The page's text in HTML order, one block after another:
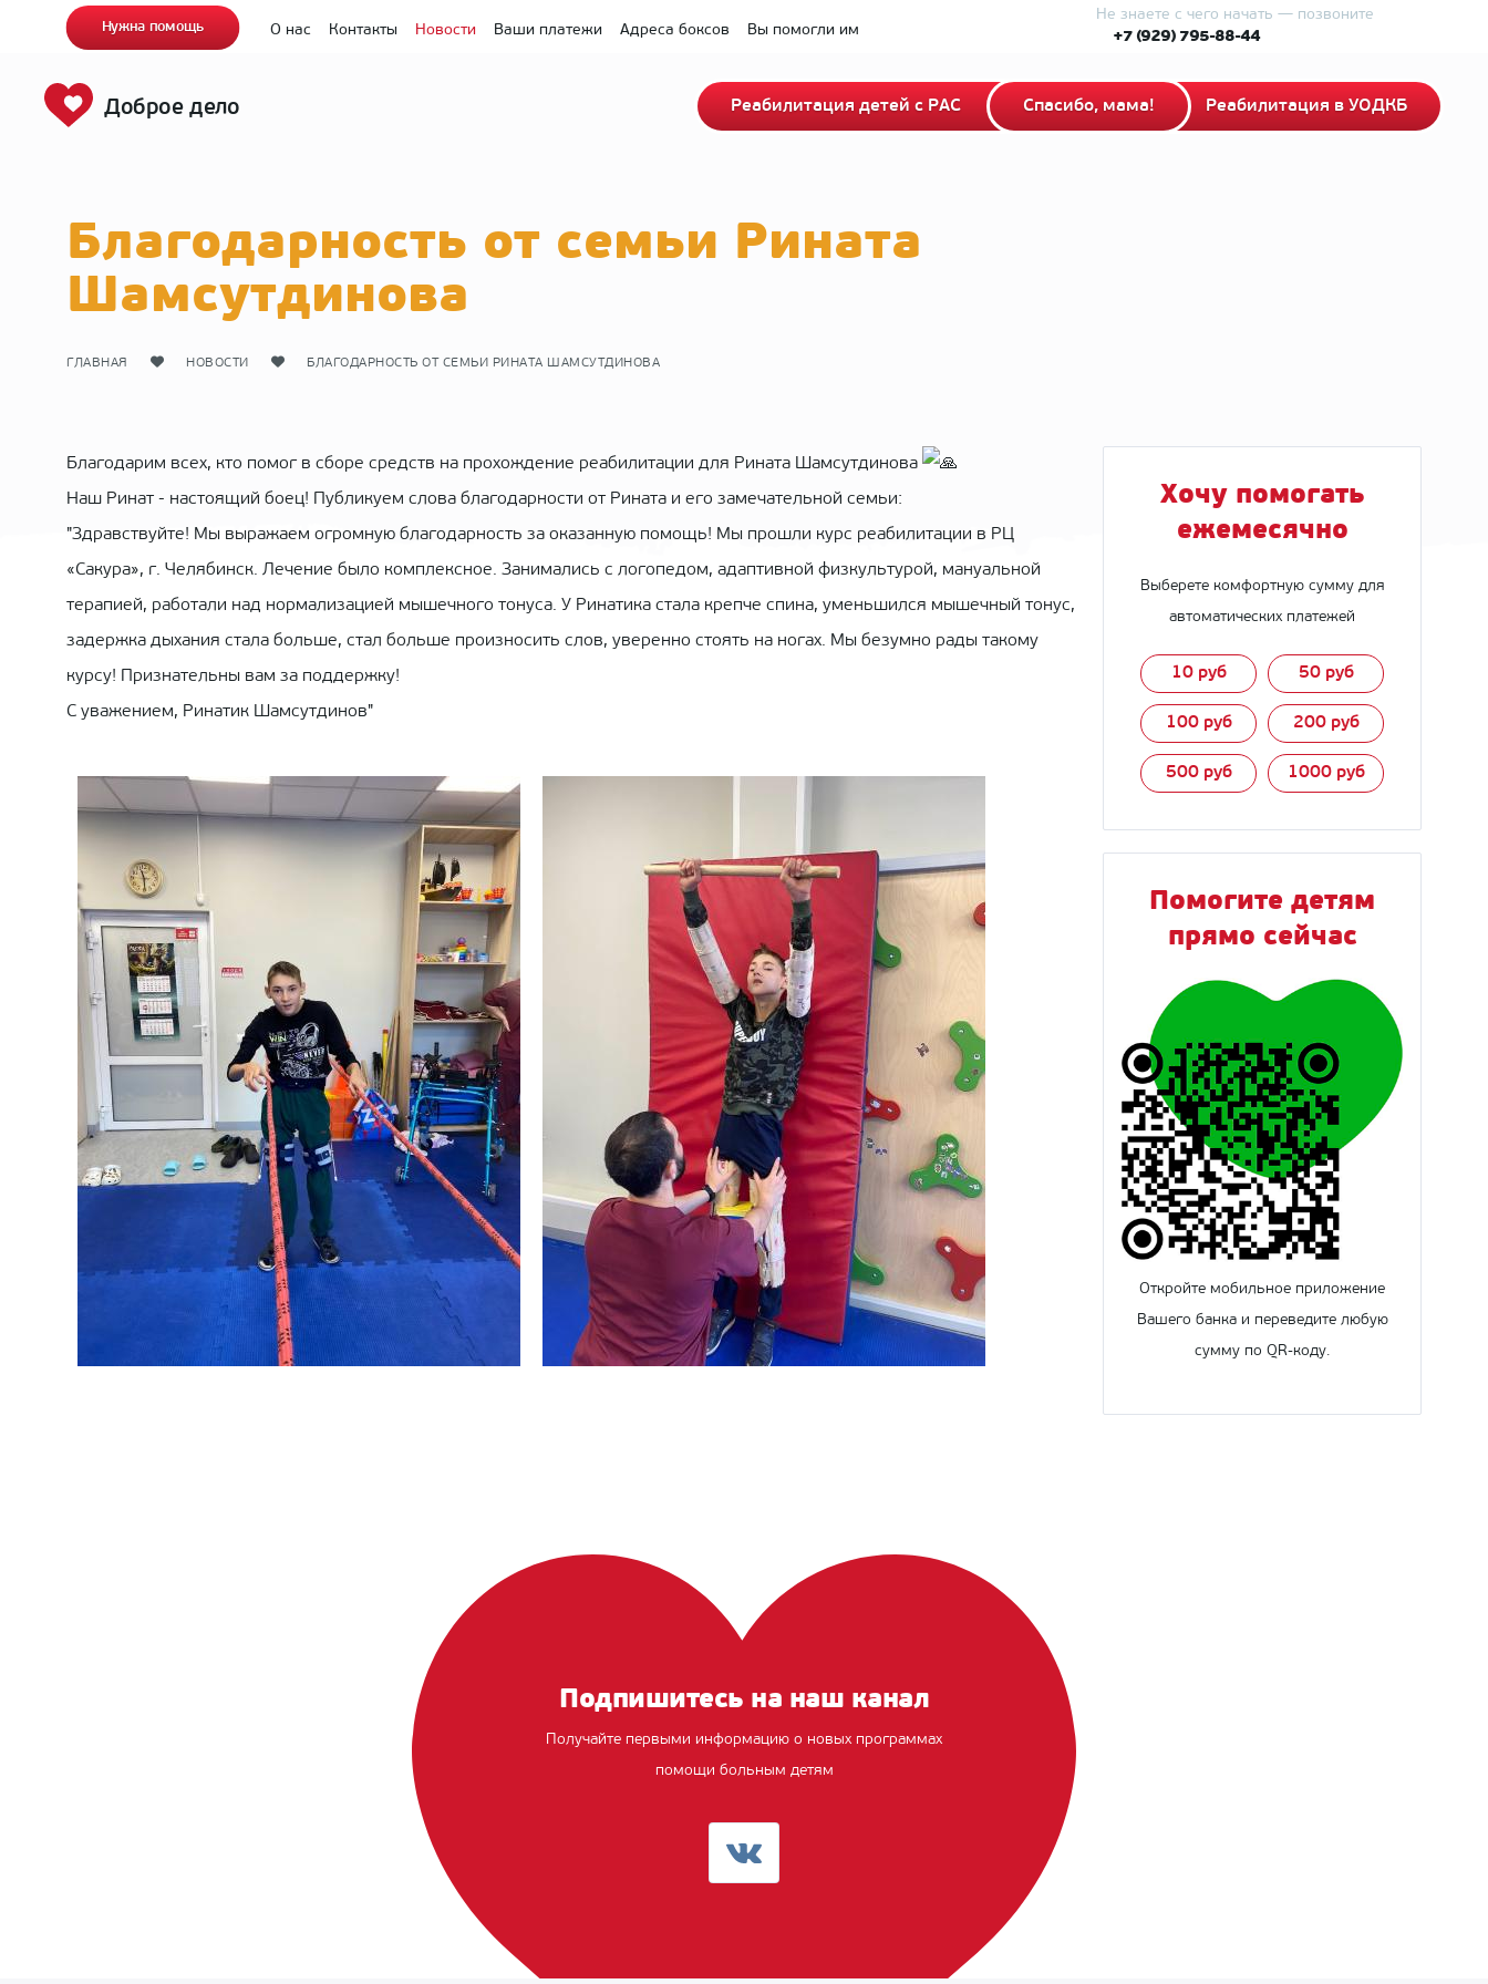
Нужна помощь О нас Контакты Новости Ваши платежи Адреса боксов Вы помогли им
Не знаете с чего начать — позвоните
+7 (929) 795-88-44
Доброе дело Реабилитация детей с РАС Спасибо, мама! Реабилитация в УОДКБ
Благодарность от семьи Рината
Шамсутдинова
ГЛАВНАЯ НОВОСТИ БЛАГОДАРНОСТЬ ОТ СЕМЬИ РИНАТА ШАМСУТДИНОВА
Благодарим всех, кто помог в сборе средств на прохождение реабилитации для Рината Шамсутдинова
Наш Ринат - настоящий боец! Публикуем слова благодарности от Рината и его замечательной семьи:
"Здравствуйте! Мы выражаем огромную благодарность за оказанную помощь! Мы прошли курс реабилитации в РЦ
«Сакура», г. Челябинск. Лечение было комплексное. Занимались с логопедом, адаптивной физкультурой, мануальной
терапией, работали над нормализацией мышечного тонуса. У Ринатика стала крепче спина, уменьшился мышечный тонус,
задержка дыхания стала больше, стал больше произносить слов, уверенно стоять на ногах. Мы безумно рады такому
курсу! Признательны вам за поддержку!
С уважением, Ринатик Шамсутдинов"
Хочу помогать
ежемесячно
Выберете комфортную сумму для
автоматических платежей
10 руб 50 руб
100 руб 200 руб
500 руб 1000 руб
Помогите детям
прямо сейчас
Откройте мобильное приложение
Вашего банка и переведите любую
сумму по QR-коду.
Подпишитесь на наш канал
Получайте первыми информацию о новых программах
помощи больным детям